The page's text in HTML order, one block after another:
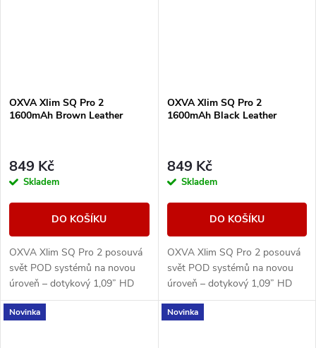
OXVA Xlim SQ Pro 2
1600mAh Brown Leather
849 Kč
Skladem
DO KOŠÍKU
OXVA Xlim SQ Pro 2 posouvá
svět POD systémů na novou
úroveň – dotykový 1,09” HD
displej, výkonná 1600mAh
baterii, rychlé nabíjení přes
OXVA Xlim SQ Pro 2
1600mAh Black Leather
849 Kč
Skladem
DO KOŠÍKU
OXVA Xlim SQ Pro 2 posouvá
svět POD systémů na novou
úroveň – dotykový 1,09” HD
displej, výkonná 1600mAh
baterii, rychlé nabíjení přes
Novinka Novinka